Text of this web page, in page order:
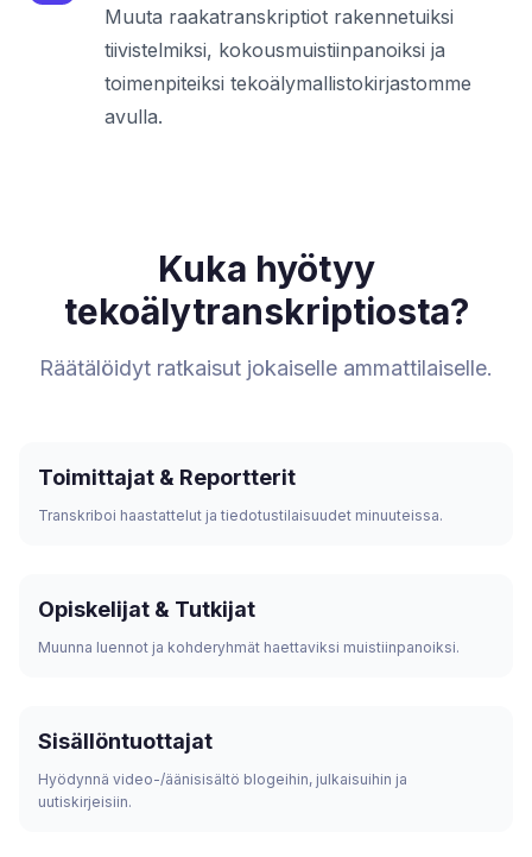
Muuta raakatranskriptiot rakennetuiksi
tiivistelmiksi, kokousmuistiinpanoiksi ja
toimenpiteiksi tekoälymallistokirjastomme
avulla.
Kuka hyötyy
tekoälytranskriptiosta?
Räätälöidyt ratkaisut jokaiselle ammattilaiselle.
Toimittajat & Reportterit
Transkriboi haastattelut ja tiedotustilaisuudet minuuteissa.
Opiskelijat & Tutkijat
Muunna luennot ja kohderyhmät haettaviksi muistiinpanoiksi.
Sisällöntuottajat
Hyödynnä video-/äänisisältö blogeihin, julkaisuihin ja
uutiskirjeisiin.